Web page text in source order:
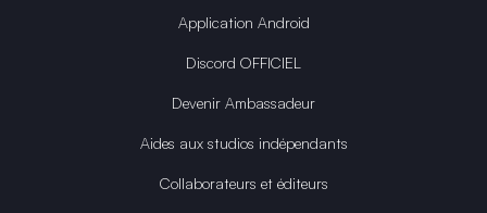
Application Android
Discord OFFICIEL
Devenir Ambassadeur
Aides aux studios indépendants
Collaborateurs et éditeurs